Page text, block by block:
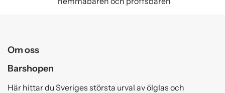
Om oss
Barshopen
Här hittar du Sveriges största urval av ölglas och